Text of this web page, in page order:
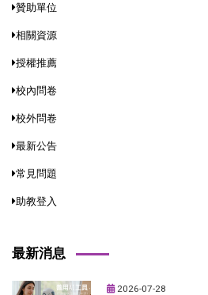
贊助單位
相關資源
授權推薦
校內問卷
校外問卷
最新公告
常見問題
助教登入
最新消息
2026-07-28